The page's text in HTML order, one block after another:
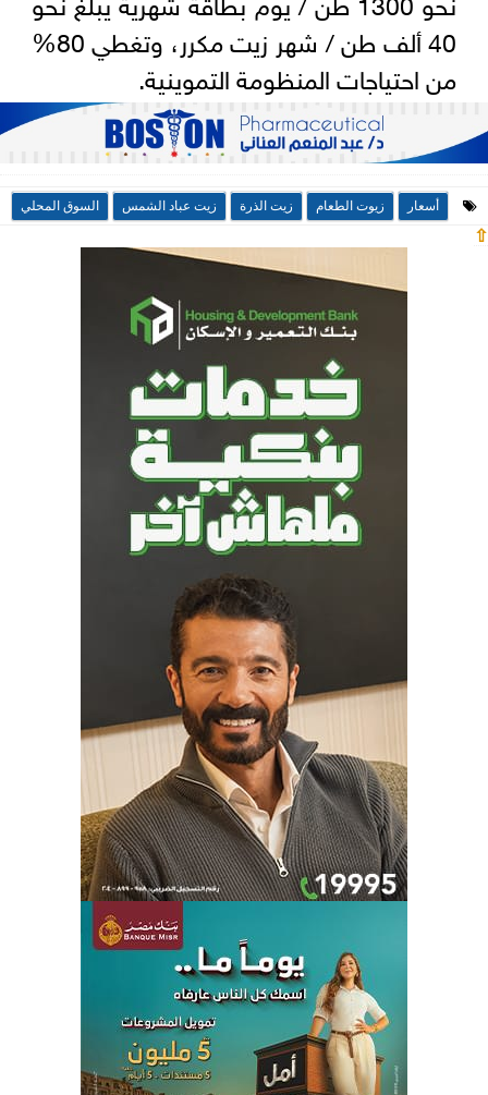
40 ألف طن / شهر زيت مكرر، وتغطي 80%
من احتياجات المنظومة التموينية.
أسعار زيوت الطعام زيت الذرة زيت عباد الشمس السوق المحلي
⇧